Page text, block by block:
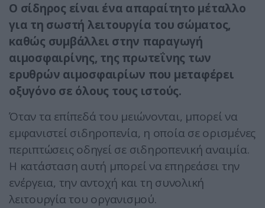
Ο σίδηρος είναι ένα απαραίτητο μέταλλο
για τη σωστή λειτουργία του σώματος,
καθώς συμβάλλει στην παραγωγή
αιμοσφαιρίνης, της πρωτεΐνης των
ερυθρών αιμοσφαιρίων που μεταφέρει
οξυγόνο σε όλους τους ιστούς.
Όταν τα επίπεδά του μειώνονται, μπορεί να
εμφανιστεί σιδηροπενία, η οποία σε ορισμένες
περιπτώσεις οδηγεί σε σιδηροπενική αναιμία.
Η κατάσταση αυτή μπορεί να επηρεάσει την
ενέργεια, την αντοχή και τη συνολική
λειτουργία του οργανισμού.